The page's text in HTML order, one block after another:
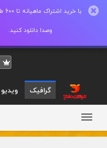
وصدا دانلود کنید.
گرافیک ویدیو